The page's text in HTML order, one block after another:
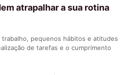
atrapalhar a sua rotina
pequenos hábitos e atitudes
de tarefas e o cumprimento